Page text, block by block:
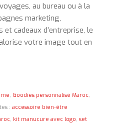
au bureau ou à la
marketing,
cadeaux d’entreprise, le
votre image tout en
, Goodies personnalisé Maroc,
: accessoire bien-être
, kit manucure avec logo, set